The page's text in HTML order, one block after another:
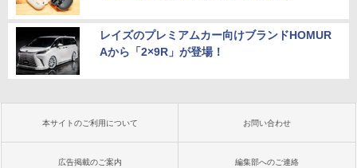
レイズのプレミアムカー向けブランドHOMUR
Aから「2×9R」が登場！
本サイトのご利用について お問い合わせ
広告掲載のご案内 編集部へのご連絡